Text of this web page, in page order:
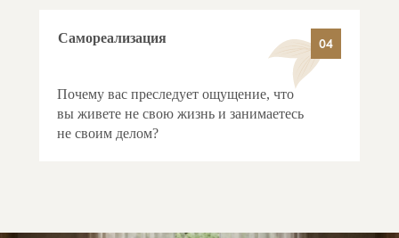
Самореализация 04
Почему вас преследует ощущение, что
вы живете не свою жизнь и занимаетесь
не своим делом?